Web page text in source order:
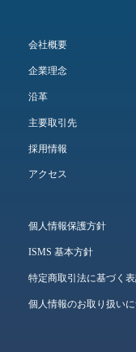
会社概要
企業理念
沿革
主要取引先
採用情報
アクセス
個人情報保護方針
ISMS 基本方針
特定商取引法に基づく
個人情報のお取り扱い